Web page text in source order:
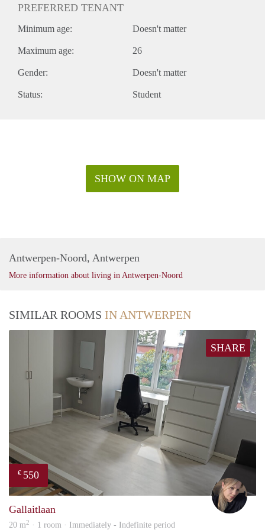
PREFERRED TENANT
Minimum age: Doesn't matter
Maximum age: 26
Gender: Doesn't matter
Status: Student
SHOW ON MAP
Antwerpen-Noord, Antwerpen
More information about living in Antwerpen-Noord
SIMILAR ROOMS IN ANTWERPEN
SHARE
€ 550
Gallaitlaan
20 m2 · 1 room · Immediately - Indefinite period